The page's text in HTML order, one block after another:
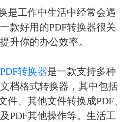
是工作中生活中经常会遇
款好用的PDF转换器很关
升你的办公效率。
转换器是一款支持多种
档格式转换器，其中包括
件、其他文件转换成PDF、
PDF其他操作等。生活工